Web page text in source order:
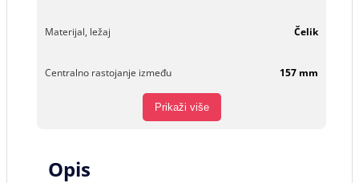
Materijal, ležaj Čelik
Centralno rastojanje između 157 mm
Prikaži više
Opis